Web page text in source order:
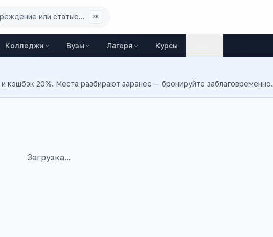
или статью... ⌘K
Колледжи Вузы Лагеря Курсы
20%. Места разбирают заранее — бронируйте заблаговременно.
Загрузка...